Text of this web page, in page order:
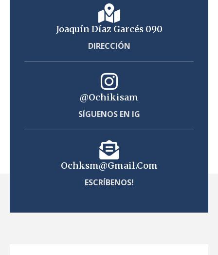
Joaquín Díaz Garcés 090
DIRECCIÓN
@ochikisam
SÍGUENOS EN IG
Ochksm@gmail.com
ESCRÍBENOS!